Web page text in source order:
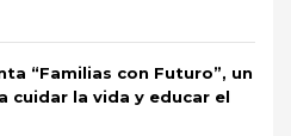
“Familias con Futuro”, un
cuidar la vida y educar el